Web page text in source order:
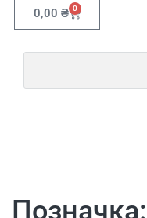
0,00 ₴ 0
Позначка: